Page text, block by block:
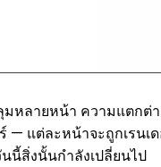
หลายหน้า ความแตกต่
— แต่ละหน้าจะถูกเรน
นี้สิ่งนั้นกำลังเปลี่ยนไป